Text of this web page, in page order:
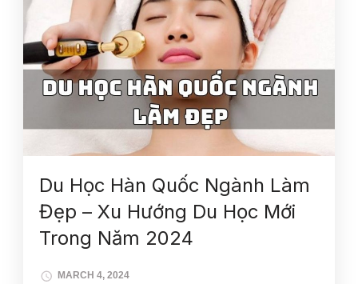
Du Học Hàn Quốc Ngành Làm
Đẹp – Xu Hướng Du Học Mới
Trong Năm 2024
MARCH 4, 2024